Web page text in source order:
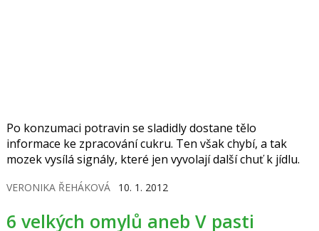
Po konzumaci potravin se sladidly dostane tělo
informace ke zpracování cukru. Ten však chybí, a tak
mozek vysílá signály, které jen vyvolají další chuť k jídlu.
VERONIKA ŘEHÁKOVÁ 10. 1. 2012
6 velkých omylů aneb V pasti